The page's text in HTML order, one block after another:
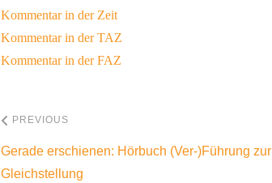
Kommentar in der Zeit
Kommentar in der TAZ
Kommentar in der FAZ
PREVIOUS
Gerade erschienen: Hörbuch (Ver-)Führung zur
Gleichstellung